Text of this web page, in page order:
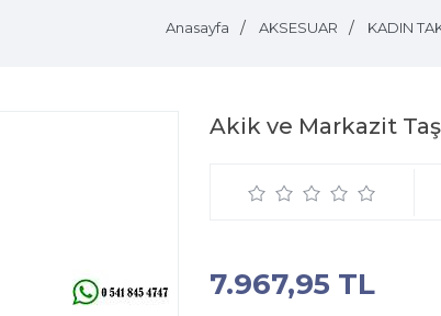
Anasayfa AKSESUAR KADIN
Akik ve Markazit
7.967,95 TL